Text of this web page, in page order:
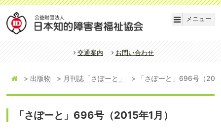
メニュー
交通案内 お問い合わせ
出版物 月刊誌「さぽーと」 「さぽーと」696号（
「さぽーと」696号（2015年1月）